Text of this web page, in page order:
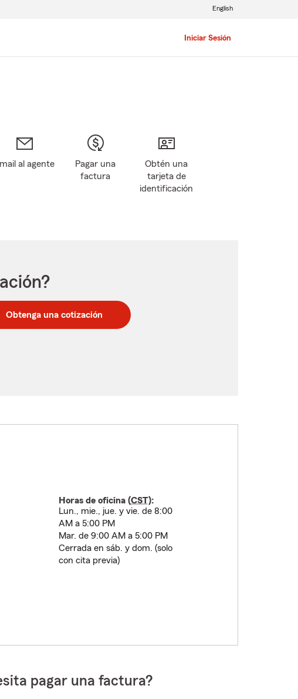
Iniciar Sesión
English
al agente
Pagar una
factura
Obtén una
tarjeta de
identificación
Obtenga una cotización
Horas de oficina (CST):
Lun., mie., jue. y vie. de 8:00
AM a 5:00 PM
Mar. de 9:00 AM a 5:00 PM
Cerrada en sáb. y dom. (solo
con cita previa)
pagar una factura?